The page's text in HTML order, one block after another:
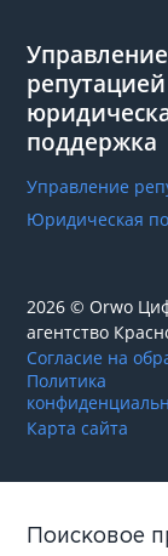
Управление
поддержка
Управление
Юридическая
2026 © Orwo
агентство
Согласие на
Политика
Карта сайта
Поисковое